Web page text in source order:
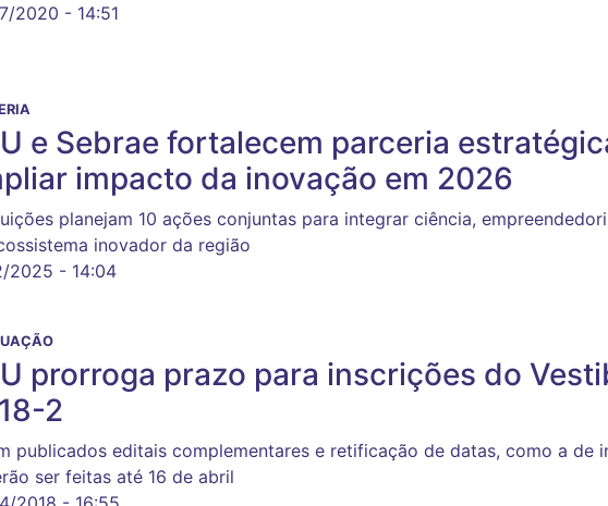
2020 - 14:51
e Sebrae fortalecem parceria
impacto da inovação em 2026
planejam 10 ações conjuntas para integrar ciência,
inovador da região
2025 - 14:04
prorroga prazo para inscrições do
2
publicados editais complementares e retificação de datas, como a de
ser feitas até 16 de abril